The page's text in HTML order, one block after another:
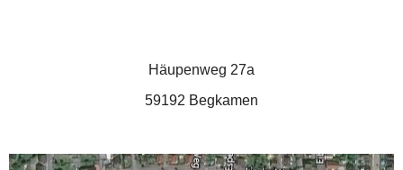
Häupenweg 27a
59192 Begkamen